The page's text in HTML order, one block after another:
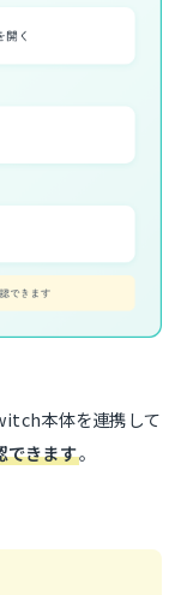
本体を連携して
できます。